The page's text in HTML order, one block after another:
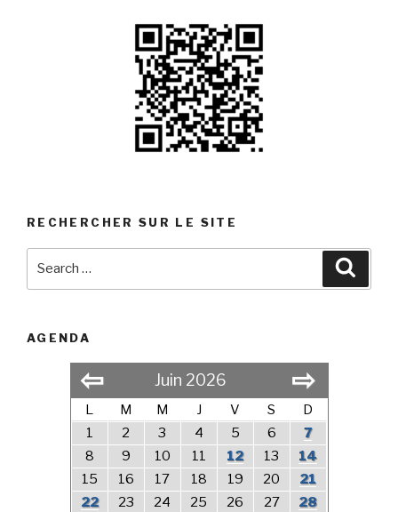
RECHERCHER SUR LE SITE
AGENDA
⇦ Juin 2026 ⇨
L M M J V S
D
1
2 3 4 5 6
7
8
9 10 11 12 13
14
15
16 17 18 19 20
21
22
23 24 25 26 27
28